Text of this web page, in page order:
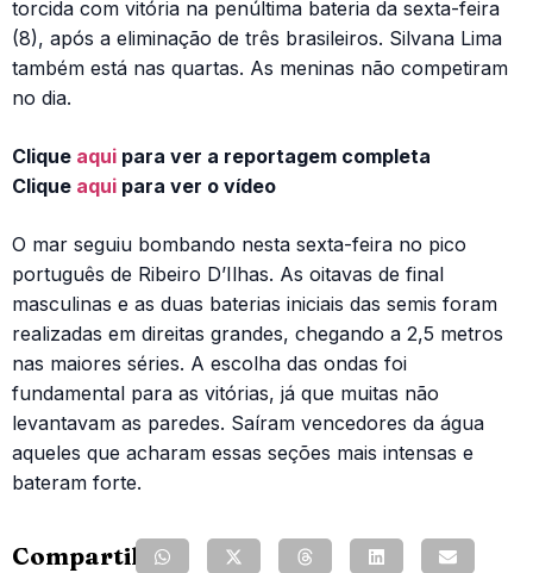
torcida com vitória na penúltima bateria da sexta-feira
(8), após a eliminação de três brasileiros. Silvana Lima
também está nas quartas. As meninas não competiram
no dia.
Clique aqui para ver a reportagem completa
Clique aqui para ver o vídeo
O mar seguiu bombando nesta sexta-feira no pico
português de Ribeiro D’Ilhas. As oitavas de final
masculinas e as duas baterias iniciais das semis foram
realizadas em direitas grandes, chegando a 2,5 metros
nas maiores séries. A escolha das ondas foi
fundamental para as vitórias, já que muitas não
levantavam as paredes. Saíram vencedores da água
aqueles que acharam essas seções mais intensas e
bateram forte.
Compartilhe: